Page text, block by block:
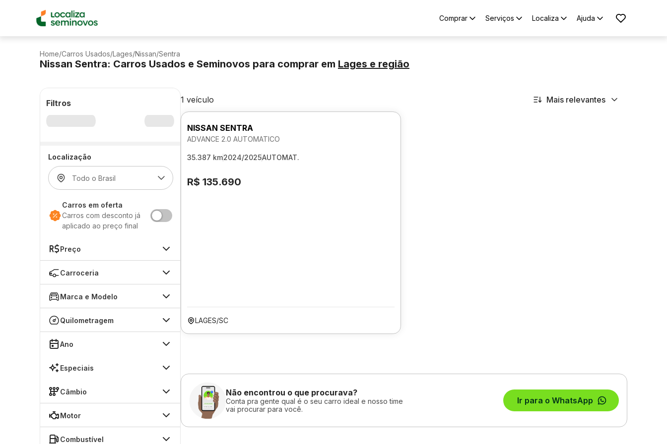
Comprar Serviços Localiza Ajuda
Home/Carros Usados/Lages/Nissan/Sentra
Nissan Sentra: Carros Usados e Seminovos para comprar em Lages e região
Filtros
Localização
Carros em oferta
Carros com desconto já
aplicado ao preço final
Preço
Carroceria
Marca e Modelo
Quilometragem
Ano
Especiais
Câmbio
Motor
Combustível
1 veículo Mais relevantes
NISSAN SENTRA
ADVANCE 2.0 AUTOMATICO
35.387 km2024/2025AUTOMAT.
R$ 135.690
LAGES/SC
Não encontrou o que procurava?
Conta pra gente qual é o seu carro ideal e nosso time
vai procurar para você.
Ir para o WhatsApp